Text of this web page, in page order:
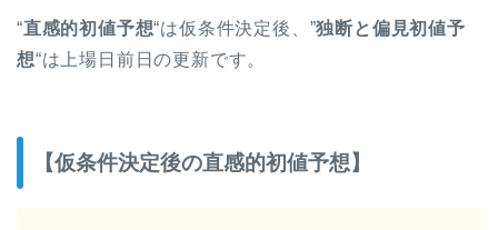
“直感的初値予想“は仮条件決定後、”独断と偏見初値予
想“は上場日前日の更新です。
【仮条件決定後の直感的初値予想】